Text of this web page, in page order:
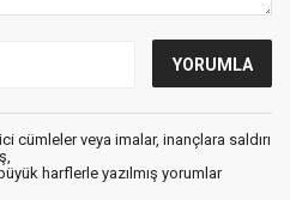
cümleler veya imalar, inançlara saldırı
harflerle yazılmış yorumlar